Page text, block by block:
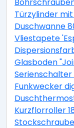
Türzylinder
Duschwanne
Vliestapete
Glasboden
Funkwecker
Kurzflorroller